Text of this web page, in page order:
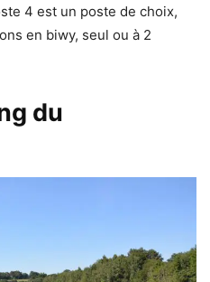
4 est un poste de choix,
en biwy, seul ou à 2
du